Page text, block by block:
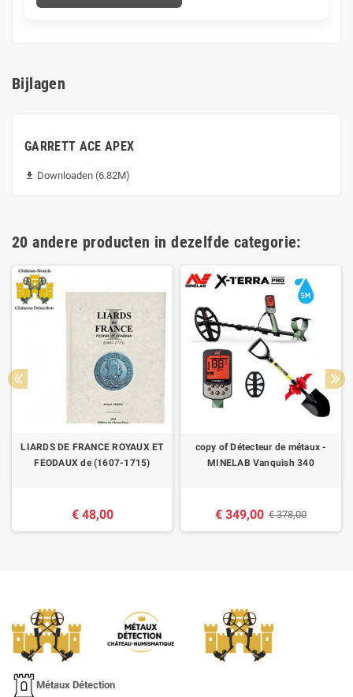
Bijlagen
GARRETT ACE APEX
 Downloaden (6.82M)
20 andere producten in dezelfde categorie:
LIARDS DE FRANCE ROYAUX ET
FEODAUX de (1607-1715)
€ 48,00
copy of Détecteur de métaux -
MINELAB Vanquish 340
€ 349,00 € 378,00
Métaux Détection